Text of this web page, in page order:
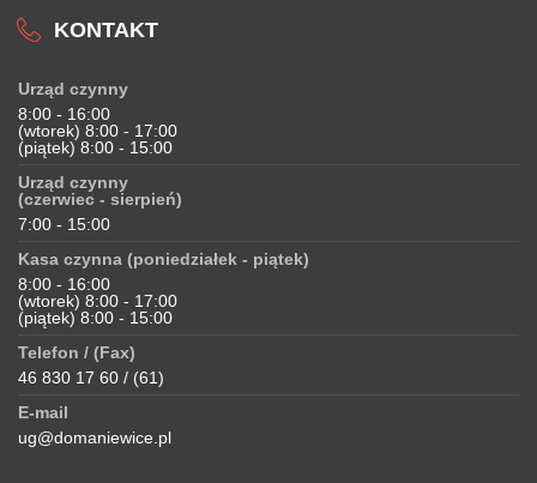
KONTAKT
Urząd czynny
8:00 - 16:00
(wtorek) 8:00 - 17:00
(piątek) 8:00 - 15:00
Urząd czynny
(czerwiec - sierpień)
7:00 - 15:00
Kasa czynna (poniedziałek - piątek)
8:00 - 16:00
(wtorek) 8:00 - 17:00
(piątek) 8:00 - 15:00
Telefon / (Fax)
46 830 17 60 / (61)
E-mail
ug@domaniewice.pl